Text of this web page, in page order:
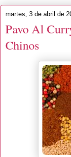
martes, 3 de abril de
Pavo Al
Chinos